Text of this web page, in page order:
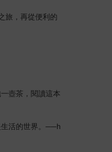
旅，再從便利的
壺茶，閱讀這本
生活的世界。──h